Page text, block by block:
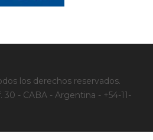
los derechos reservados.
- CABA - Argentina - +54-11-